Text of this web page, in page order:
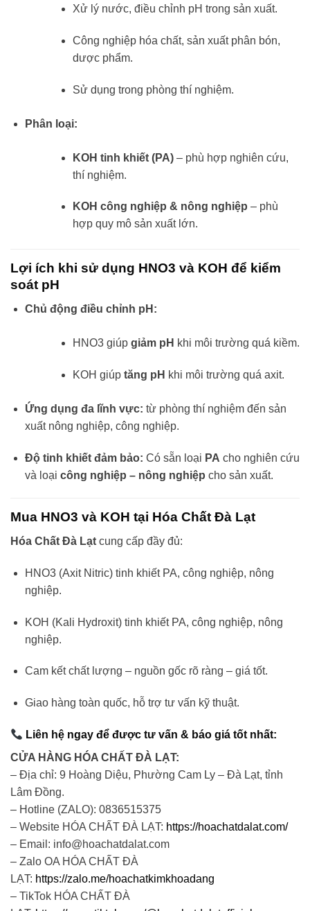
Xử lý nước, điều chỉnh pH trong sản xuất.
Công nghiệp hóa chất, sản xuất phân bón,
dược phẩm.
Sử dụng trong phòng thí nghiệm.
Phân loại:
KOH tinh khiết (PA)– phù hợp nghiên cứu,
thí nghiệm.
KOH công nghiệp & nông nghiệp – phù
hợp quy mô sản xuất lớn.
Lợi ích khi sử dụng HNO3 và KOH để kiểm
soát pH
Chủ động điều chỉnh pH:
HNO3 giúp giảm pH khi môi trường quá kiềm.
KOH giúp tăng pH khi môi trường quá axit.
Ứng dụng đa lĩnh vực: từ phòng thí nghiệm đến sản
xuất nông nghiệp, công nghiệp.
Độ tinh khiết đảm bảo: Có sẵn loại PA cho nghiên cứu
và loại công nghiệp – nông nghiệp cho sản xuất.
Mua HNO3 và KOH tại Hóa Chất Đà Lạt
Hóa Chất Đà Lạt cung cấp đầy đủ:
HNO3 (Axit Nitric) tinh khiết PA, công nghiệp, nông
nghiệp.
KOH (Kali Hydroxit) tinh khiết PA, công nghiệp, nông
nghiệp.
Cam kết chất lượng – nguồn gốc rõ ràng – giá tốt.
Giao hàng toàn quốc, hỗ trợ tư vấn kỹ thuật.
Liên hệ ngay để được tư vấn & báo giá tốt nhất:
CỬA HÀNG HÓA CHẤT ĐÀ LẠT:
– Địa chỉ: 9 Hoàng Diệu, Phường Cam Ly – Đà Lạt, tỉnh
Lâm Đồng.
– Hotline (ZALO): 0836515375
– Website HÓA CHẤT ĐÀ LẠT: https://hoachatdalat.com/
– Email: info@hoachatdalat.com
– Zalo OA HÓA CHẤT ĐÀ
LẠT: https://zalo.me/hoachatkimkhoadang
– TikTok HÓA CHẤT ĐÀ